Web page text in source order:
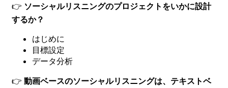
👉 ソーシャルリスニングのプロジェクトをいかに設計
するか？
はじめに
目標設定
データ分析
👉 動画ベースのソーシャルリスニングは、 テキストベ